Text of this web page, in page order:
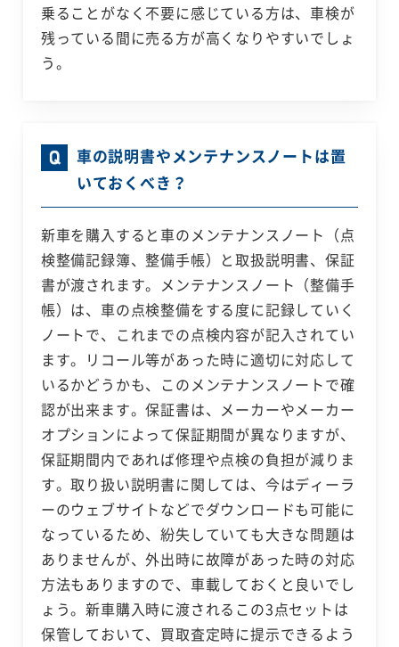
乗ることがなく不要に感じている方は、車検が
残っている間に売る方が高くなりやすいでしょ
う。
車の説明書やメンテナンスノートは置
いておくべき？
新車を購入すると車のメンテナンスノート（点
検整備記録簿、整備手帳）と取扱説明書、保証
書が渡されます。メンテナンスノート（整備手
帳）は、車の点検整備をする度に記録していく
ノートで、これまでの点検内容が記入されてい
ます。リコール等があった時に適切に対応して
いるかどうかも、このメンテナンスノートで確
認が出来ます。保証書は、メーカーやメーカー
オプションによって保証期間が異なりますが、
保証期間内であれば修理や点検の負担が減りま
す。取り扱い説明書に関しては、今はディーラ
ーのウェブサイトなどでダウンロードも可能に
なっているため、紛失していても大きな問題は
ありませんが、外出時に故障があった時の対応
方法もありますので、車載しておくと良いでし
ょう。新車購入時に渡されるこの3点セットは
保管しておいて、買取査定時に提示できるよう